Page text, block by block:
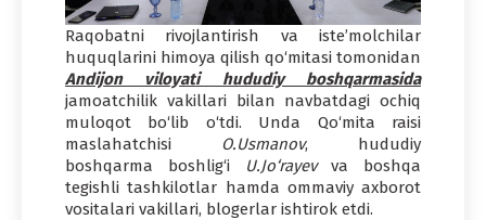
Raqobatni rivojlantirish va iste’molchilar
huquqlarini himoya qilish qo‘mitasi tomonidan
Andijon viloyati hududiy boshqarmasida
jamoatchilik vakillari bilan navbatdagi ochiq
muloqot bo‘lib o‘tdi. Unda Qo‘mita raisi
maslahatchisi O.Usmanov, hududiy
boshqarma boshlig‘i
U.Jo‘rayevva boshqa
tegishli tashkilotlar hamda ommaviy axborot
vositalari vakillari, blogerlar ishtirok etdi.